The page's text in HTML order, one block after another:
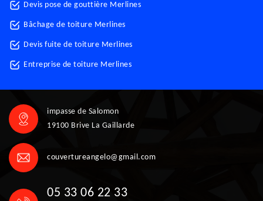
Devis pose de gouttière Merlines
Bâchage de toiture Merlines
Devis fuite de toiture Merlines
Entreprise de toiture Merlines
impasse de Salomon
19100 Brive La Gaillarde
couvertureangelo@gmail.com
05 33 06 22 33